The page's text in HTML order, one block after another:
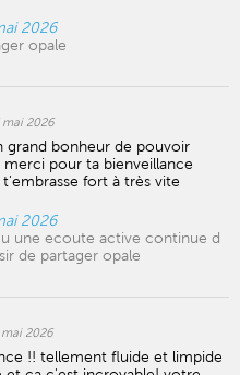
2026
opale
mai 2026
grand bonheur de pouvoir
pour ta bienveillance
fort à très vite
2026
une ecoute active continue d
de partager opale
2026
!! tellement fluide et limpide